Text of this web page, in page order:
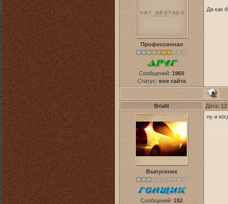
Профессионал
Сообщений: 1960
Статус: вне сайта
Да как
BriaN Дата:
Выпускник
Сообщений: 182
ну и